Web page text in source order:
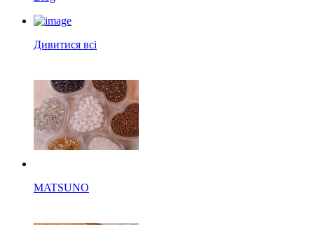
Дивитися всі
MATSUNO